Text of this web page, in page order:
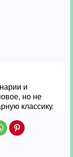
и
но не
классику.